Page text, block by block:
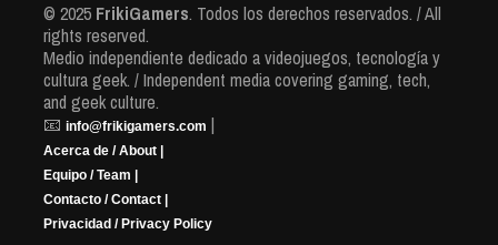
© 2025 FrikiGamers. Todos los derechos reservados. / All
rights reserved.
Medio independiente dedicado a videojuegos, tecnología y
cultura geek. / Independent media covering gaming, tech,
and geek culture.
📧 info@frikigamers.com |
Acerca de / About |
Equipo / Team |
Contacto / Contact |
Privacidad / Privacy Policy